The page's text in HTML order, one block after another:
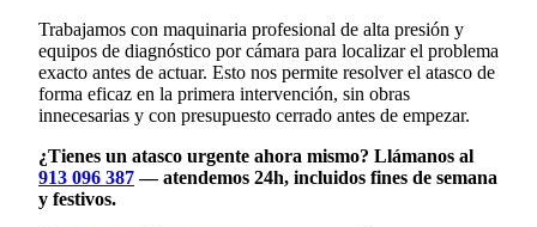
Trabajamos con maquinaria profesional de alta presión y
equipos de diagnóstico por cámara para localizar el problema
exacto antes de actuar. Esto nos permite resolver el atasco de
forma eficaz en la primera intervención, sin obras
innecesarias y con presupuesto cerrado antes de empezar.
¿Tienes un atasco urgente ahora mismo? Llámanos al
913 096 387— atendemos 24h, incluidos fines de semana
y festivos.